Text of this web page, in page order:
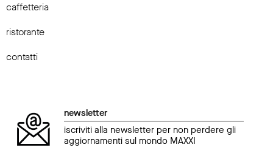
caffetteria
ristorante
contatti
newsletter
iscriviti alla newsletter per non perdere gli
aggiornamenti sul mondo MAXXI